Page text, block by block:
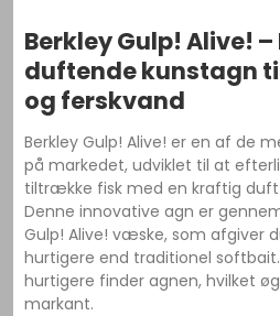
Berkley Gulp! Alive!
duftende kunstagn
og ferskvand
Berkley Gulp! Alive! er en af de
på markedet, udviklet til at
tiltrække fisk med en kraftig
Denne innovative agn er
Gulp! Alive! væske, som afgiver
hurtigere end traditionel
hurtigere finder agnen, hvilket
markant.